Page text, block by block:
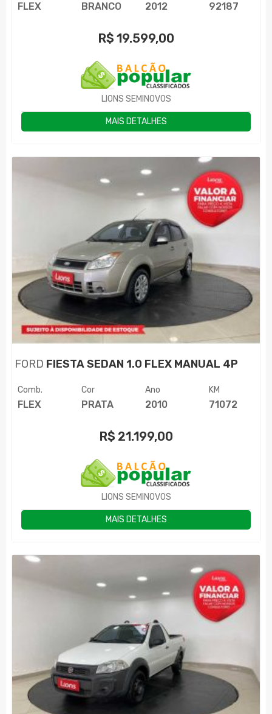
FLEX BRANCO 2012 92187
R$ 19.599,00
LIONS SEMINOVOS
MAIS DETALHES
FORD FIESTA SEDAN 1.0 FLEX MANUAL 4P
Comb.
FLEX
Cor
PRATA
Ano
2010
KM
71072
R$ 21.199,00
LIONS SEMINOVOS
MAIS DETALHES